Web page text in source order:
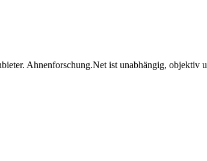
Ahnenforschung.Net ist unabhängig, objektiv